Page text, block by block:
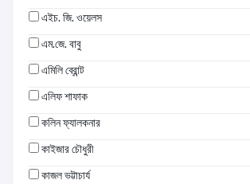
এইচ. জি. ওয়েলস
এম.জে. বাবু
এমিলি ব্রোন্ট
এলিফ শাফাক
কলিন ফ্যালকনার
কাইজার চৌধুরী
কাজল ভট্টাচার্য